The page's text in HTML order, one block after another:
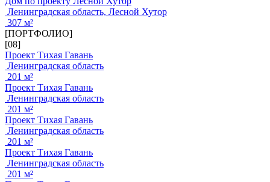
Ленинградская область, Лесной Хутор
307 м²
[ПОРТФОЛИО]
[08]
Проект Тихая Гавань
Ленинградская область
201 м²
Проект Тихая Гавань
Ленинградская область
201 м²
Проект Тихая Гавань
Ленинградская область
201 м²
Проект Тихая Гавань
Ленинградская область
201 м²